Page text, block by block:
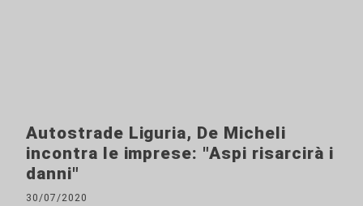
Autostrade Liguria, De Micheli
incontra le imprese: "Aspi risarcirà i
danni"
30/07/2020